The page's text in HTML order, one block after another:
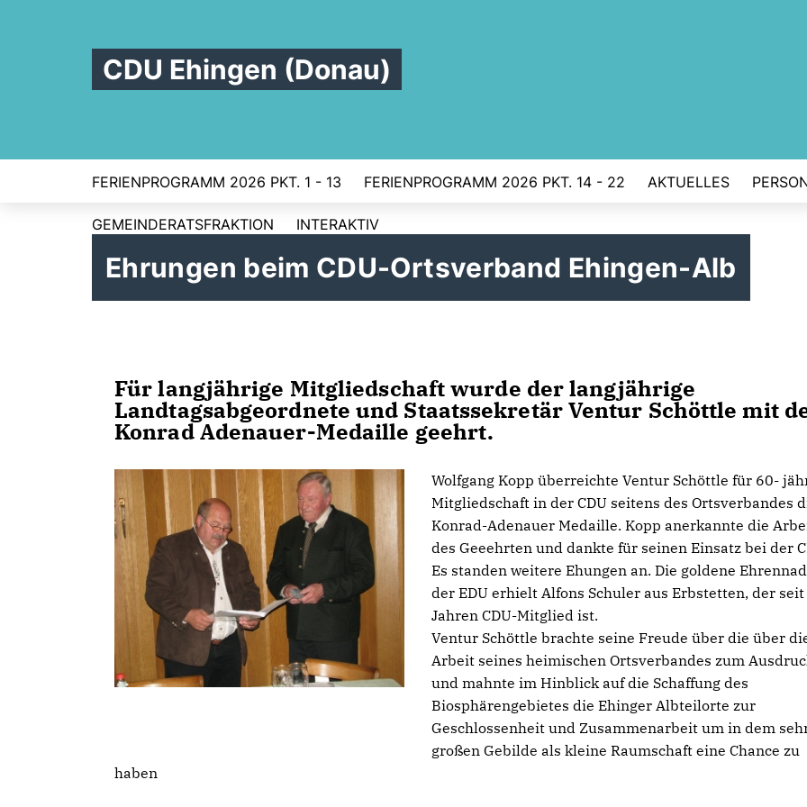
CDU Ehingen (Donau)
FERIENPROGRAMM 2026 PKT. 1 - 13 FERIENPROGRAMM 2026 PKT. 14 - 22 AKTUELLES
GEMEINDERATSFRAKTION INTERAKTIV
Ehrungen beim CDU-Ortsverband Ehingen-Alb
Für langjährige Mitgliedschaft wurde der langjährige
Landtagsabgeordnete und Staatssekretär Ventur Schöttle mit
Konrad Adenauer-Medaille geehrt.
Wolfgang Kopp überreichte Ventur Schöttle für 60-
Mitgliedschaft in der CDU seitens des Ortsverbandes
Konrad-Adenauer Medaille. Kopp anerkannte die
des Geeehrten und dankte für seinen Einsatz bei der
Es standen weitere Ehungen an. Die goldene
der EDU erhielt Alfons Schuler aus Erbstetten, der seit
Jahren CDU-Mitglied ist.
Ventur Schöttle brachte seine Freude über die über
Arbeit seines heimischen Ortsverbandes zum
und mahnte im Hinblick auf die Schaffung des
Biosphärengebietes die Ehinger Albteilorte zur
Geschlossenheit und Zusammenarbeit um in dem
großen Gebilde als kleine Raumschaft eine Chance zu
haben